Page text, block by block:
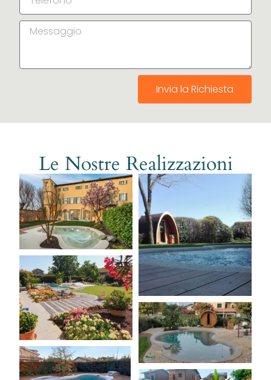
Invia la Richiesta
Le Nostre Realizzazioni